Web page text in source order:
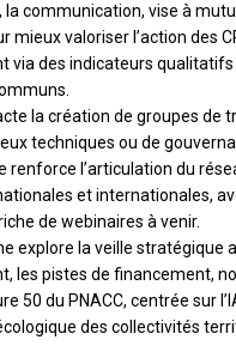
la communication, vise à
mieux valoriser l’action des
via des indicateurs qualitatifs
la création de groupes de
techniques ou de
renforce l’articulation du
et internationales,
de webinaires à venir.
explore la veille stratégique
les pistes de financement,
50 du PNACC, centrée sur
des collectivités